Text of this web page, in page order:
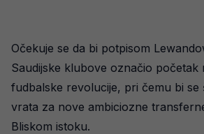
Očekuje se da bi potpisom
Saudijske klubove označio početak
fudbalske revolucije, pri čemu bi se
vrata za nove ambiciozne
Bliskom istoku.